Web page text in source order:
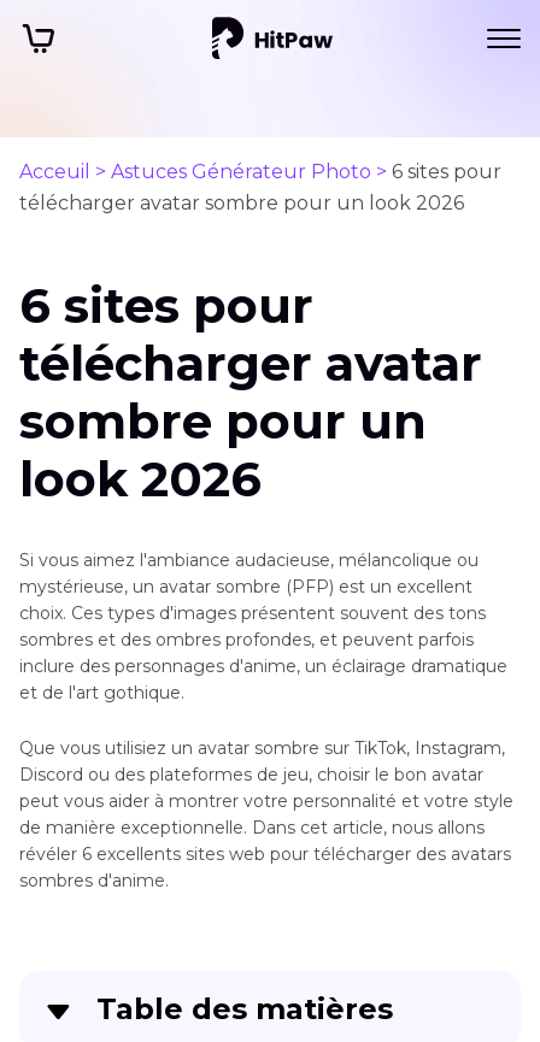
Acceuil > Astuces Générateur Photo > 6 sites pour
télécharger avatar sombre pour un look 2026
6 sites pour
télécharger avatar
sombre pour un
look 2026
Si vous aimez l'ambiance audacieuse, mélancolique ou
mystérieuse, un avatar sombre (PFP) est un excellent
choix. Ces types d'images présentent souvent des tons
sombres et des ombres profondes, et peuvent parfois
inclure des personnages d'anime, un éclairage dramatique
et de l'art gothique.
Que vous utilisiez un avatar sombre sur TikTok, Instagram,
Discord ou des plateformes de jeu, choisir le bon avatar
peut vous aider à montrer votre personnalité et votre style
de manière exceptionnelle. Dans cet article, nous allons
révéler 6 excellents sites web pour télécharger des avatars
sombres d'anime.
Table des matières